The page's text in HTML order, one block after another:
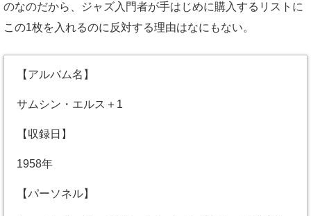
のなのだから、ジャズ入門者が手はじめに購入するリストに
この1枚を入れるのに反対する理由はなにもない。
【アルバム名】
サムシン・エルス＋1
【収録日】
1958年
【パーソネル】